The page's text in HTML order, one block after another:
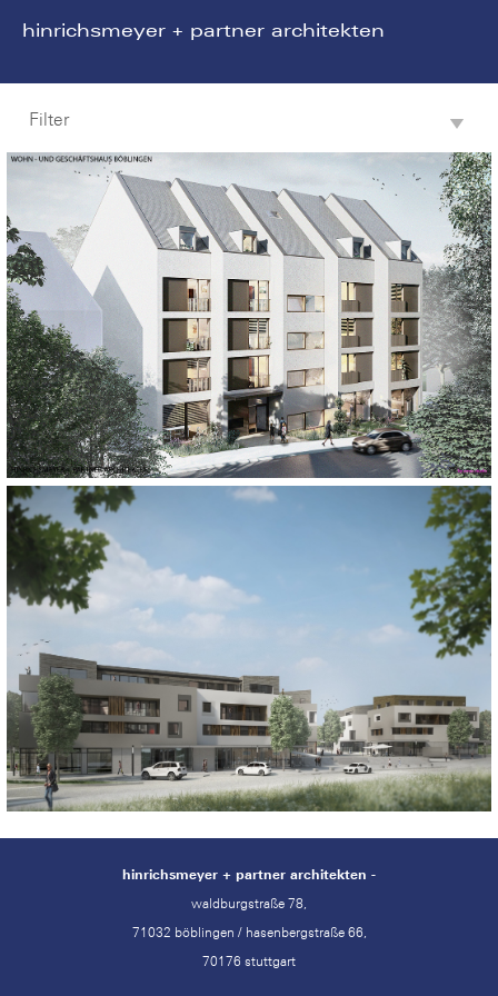
hinrichsmeyer + partner architekten
Filter
hinrichsmeyer + partner architekten -
waldburgstraße 78,
71032 böblingen / hasenbergstraße 66,
70176 stuttgart